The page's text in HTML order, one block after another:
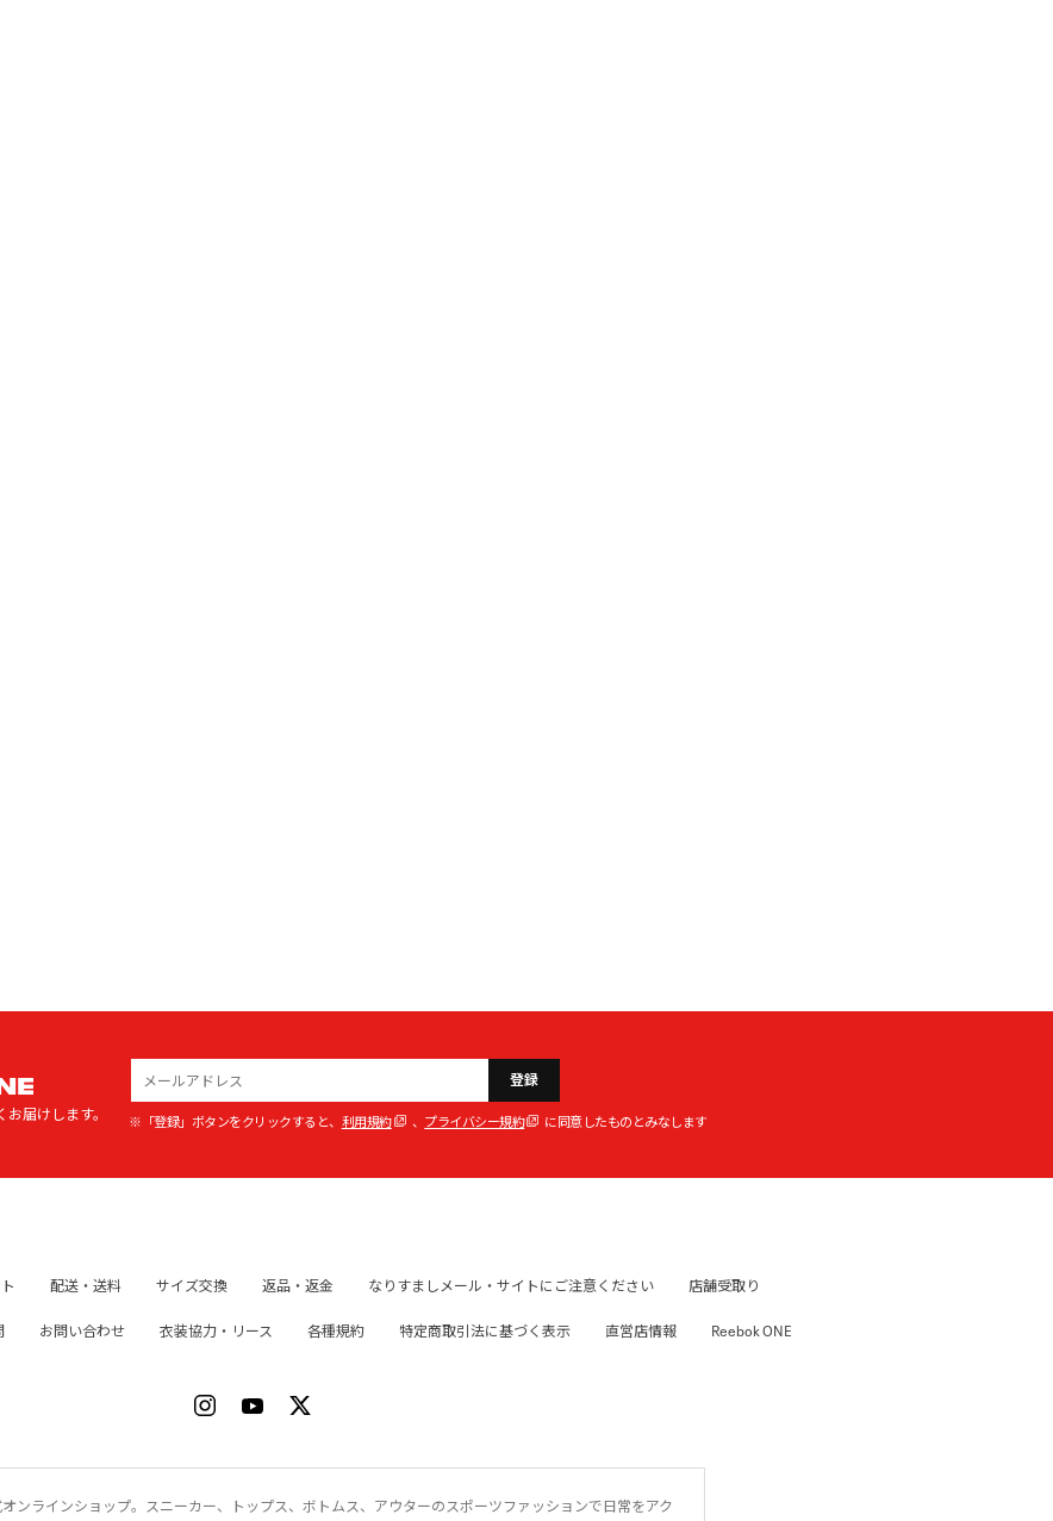
届けします。
登録
※「登録」ボタンをクリックすると、 利用規約 、 プライバシー規約 に同意したものとみなします
配送・送料 サイズ交換 返品・返金 なりすましメール・サイトにご注意ください 店舗受取り
お問い合わせ 衣装協力・リース 各種規約 特定商取引法に基づく表示 直営店情報 Reebok ONE
ンラインショップ。スニーカー、トップス、ボトムス、アウターのスポーツファッションで日常をアク